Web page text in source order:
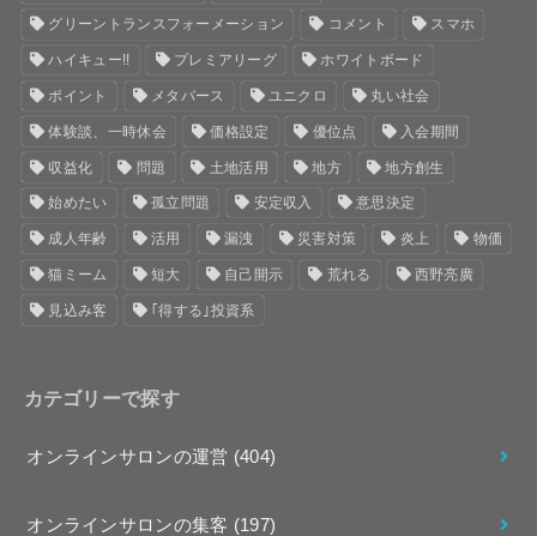
グリーントランスフォーメーション コメント スマホ
ハイキュー!! プレミアリーグ ホワイトボード
ポイント メタバース ユニクロ 丸い社会
体験談、一時休会 価格設定 優位点 入会期間
収益化 問題 土地活用 地方 地方創生
始めたい 孤立問題 安定収入 意思決定
成人年齢 活用 漏洩 災害対策 炎上 物価
猫ミーム 短大 自己開示 荒れる 西野亮廣
見込み客 ｢得する｣投資系
カテゴリーで探す
オンラインサロンの運営 (404)
オンラインサロンの集客 (197)